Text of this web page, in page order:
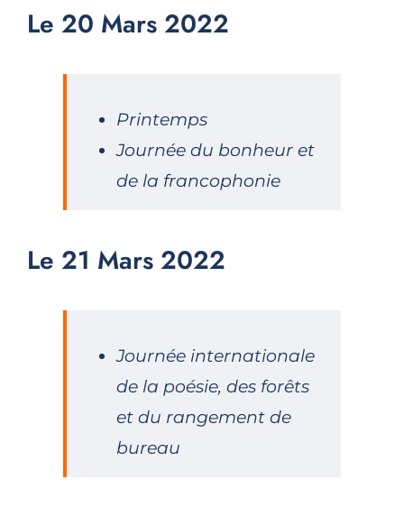
Le 20 Mars 2022
Printemps
Journée du bonheur et
de la francophonie
Le 21 Mars 2022
Journée internationale
de la poésie, des forêts
et du rangement de
bureau